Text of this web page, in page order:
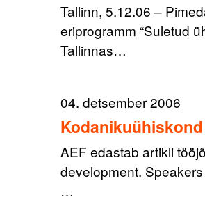
Tallinn, 5.12.06 –
eriprogramm “Suletud
Tallinnas…
04. detsember 2006
AEF edastab artikli
development.
…